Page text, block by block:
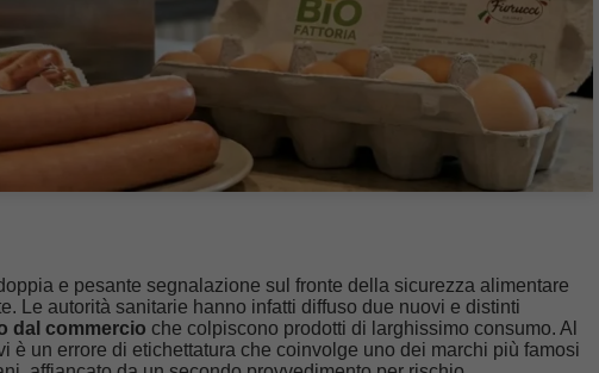
e pesante segnalazione sul fronte della sicurezza alimentare
Le autorità sanitarie hanno infatti diffuso due nuovi e distinti
dal commercio che colpiscono prodotti di larghissimo consumo. Al
è un errore di etichettatura che coinvolge uno dei marchi più famosi